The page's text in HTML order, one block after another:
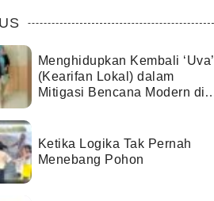
Menghidupkan Kembali ‘Uva’
(Kearifan Lokal) dalam
Mitigasi Bencana Modern di
Ketika Logika Tak Pernah
Menebang Pohon